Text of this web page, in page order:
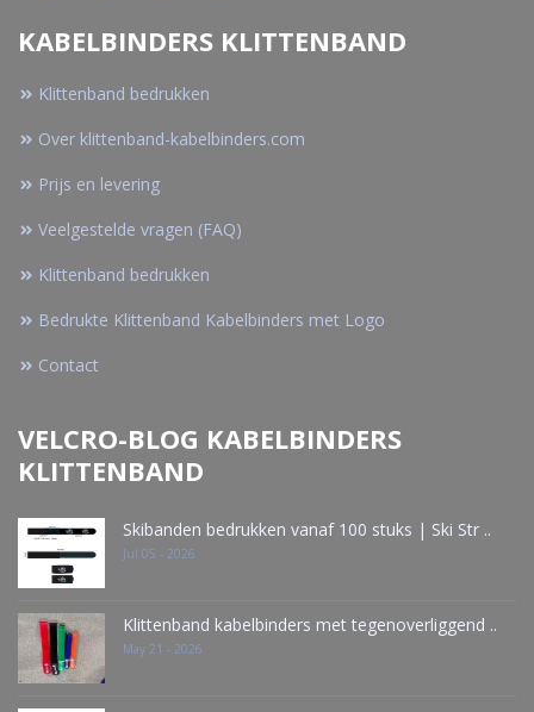
KABELBINDERS KLITTENBAND
Klittenband bedrukken
Over klittenband-kabelbinders.com
Prijs en levering
Veelgestelde vragen (FAQ)
Klittenband bedrukken
Bedrukte Klittenband Kabelbinders met Logo
Contact
VELCRO-BLOG KABELBINDERS
KLITTENBAND
Skibanden bedrukken vanaf 100 stuks | Ski Str ..
Jul 05 - 2026
Klittenband kabelbinders met tegenoverliggend ..
May 21 - 2026